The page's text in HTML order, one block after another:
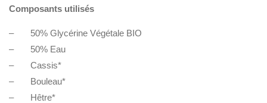
Composants utilisés
– 50% Glycérine Végétale BIO
– 50% Eau
– Cassis*
– Bouleau*
– Hêtre*